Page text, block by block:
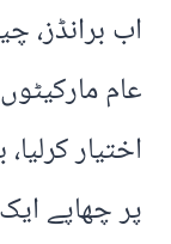
اب برانڈز،
عام
اختیار
پر چھاپے